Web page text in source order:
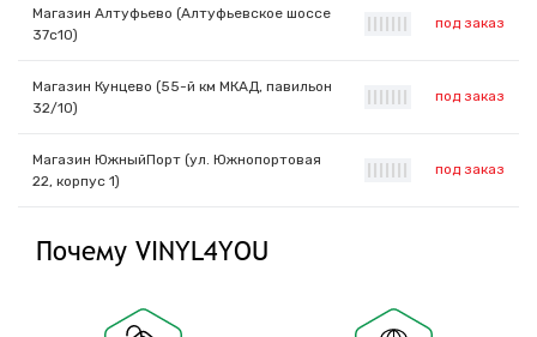
Магазин Алтуфьево (Алтуфьевское шоссе
37с10)
под заказ
Магазин Кунцево (55-й км МКАД, павильон
32/10)
под заказ
Магазин ЮжныйПорт (ул. Южнопортовая
22, корпус 1)
под заказ
Почему VINYL4YOU